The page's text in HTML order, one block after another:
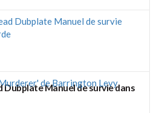
Dubplate Manuel de survie dans